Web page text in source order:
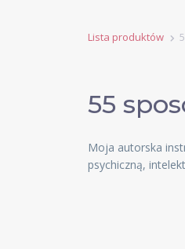
Lista produktów
55
Moja autorska
psychiczną,